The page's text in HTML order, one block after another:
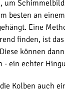
um
besten an
Eine
finden, ist
können
- ein echter
Kolben auch